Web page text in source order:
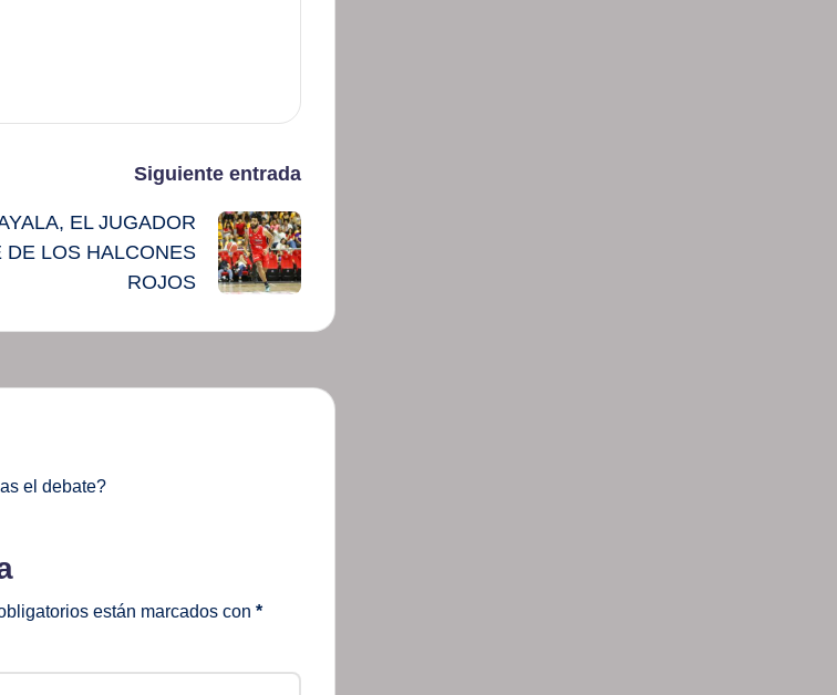
Siguiente entrada
EL JUGADOR
DE LOS HALCONES
ROJOS
el debate?
están marcados con *